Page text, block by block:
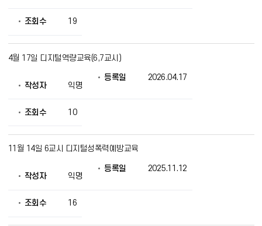
조회수 19
4월 17일 디지털역량교육(6,7교시)
작성자 익명
등록일 2026.04.17
조회수 10
11월 14일 6교시 디지털성폭력예방교육
작성자 익명
등록일 2025.11.12
조회수 16